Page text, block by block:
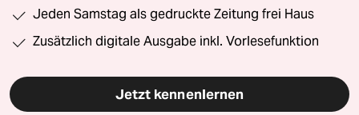
Jeden Samstag als gedruckte Zeitung frei Haus
Zusätzlich digitale Ausgabe inkl. Vorlesefunktion
Jetzt kennenlernen